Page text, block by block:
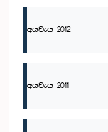
අයවැය 2012
අයවැය 2011